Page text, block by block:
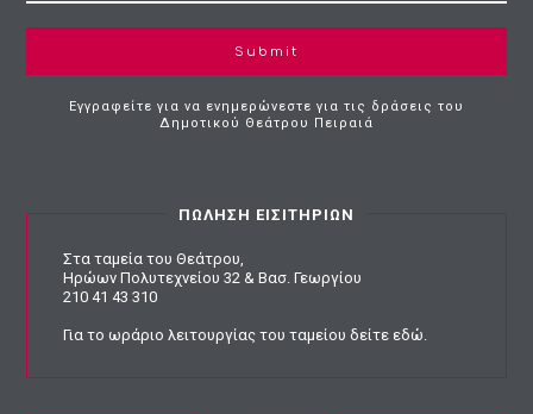
Submit
Εγγραφείτε για να ενημερώνεστε για τις δράσεις του
Δημοτικού Θεάτρου Πειραιά
ΠΩΛΗΣΗ ΕΙΣΙΤΗΡΙΩΝ
Στα ταμεία του Θεάτρου,
Ηρώων Πολυτεχνείου 32 & Βασ. Γεωργίου
210 41 43 310
Για το ωράριο λειτουργίας του ταμείουδείτε εδώ.